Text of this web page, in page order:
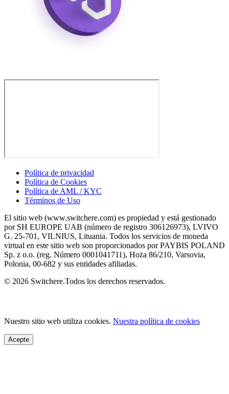
Política de privacidad
Política de Cookies
Política de AML / KYC
Términos de Uso
El sitio web (www.switchere.com) es propiedad y está gestionado
por SH EUROPE UAB (número de registro 306126973), LVIVO
G. 25-701, VILNIUS, Lituania. Todos los servicios de moneda
virtual en este sitio web son proporcionados por PAYBIS POLAND
Sp. z o.o. (reg. Número 0001041711), Hoża 86/210, Varsovia,
Polonia, 00-682 y sus entidades afiliadas.
© 2026 Switchere.Todos los derechos reservados.
Nuestro sitio web utiliza cookies. Nuestra política de cookies
Acepte